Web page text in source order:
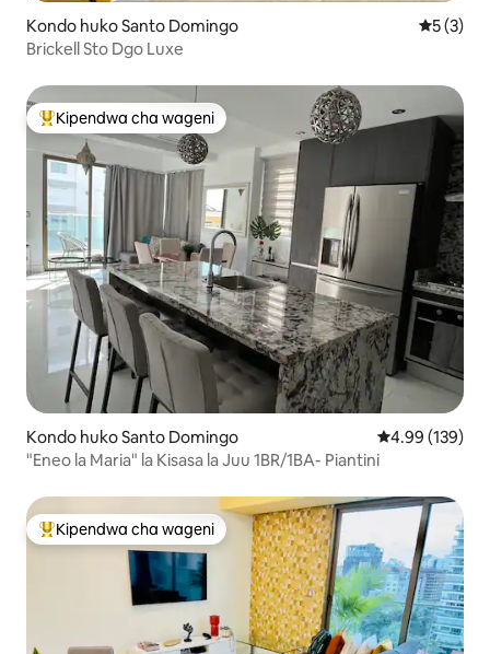
Kondo huko Santo Domingo
5 (3)
Brickell Sto Dgo Luxe
Kipendwa maarufu cha wageni
Kipendwa cha wageni
Kondo huko Santo Domingo Ukadiriaji wa
4.99 (139)
"Eneo la Maria" la Kisasa la Juu 1BR/1BA- Piantini
Kipendwa maarufu cha wageni
Kipendwa cha wageni